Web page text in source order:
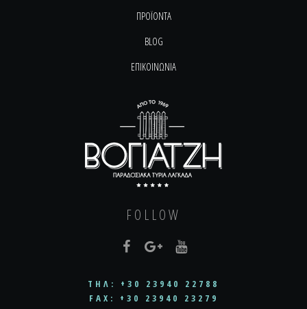
ΠΡΟΪΟΝΤΑ
BLOG
ΕΠΙΚΟΙΝΩΝΙΑ
FOLLOW
ΤΗΛ: +30 23940 22788
FAX: +30 23940 23279